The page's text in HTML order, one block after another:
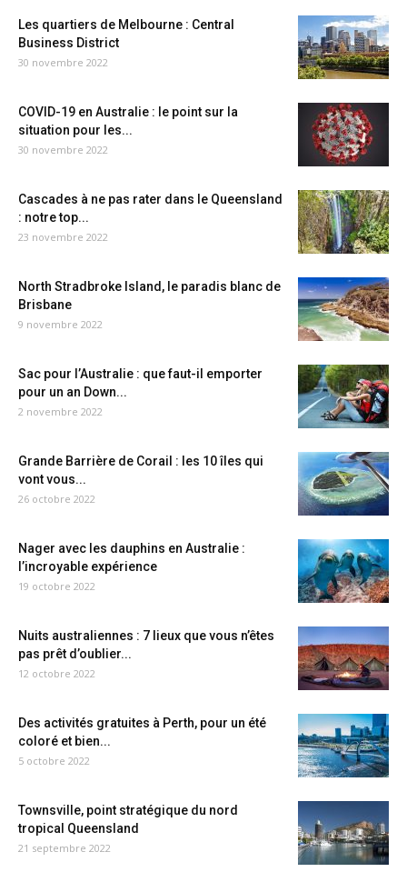
Les quartiers de Melbourne : Central
Business District
30 novembre 2022
COVID-19 en Australie : le point sur la
situation pour les...
30 novembre 2022
Cascades à ne pas rater dans le Queensland
: notre top...
23 novembre 2022
North Stradbroke Island, le paradis blanc de
Brisbane
9 novembre 2022
Sac pour l’Australie : que faut-il emporter
pour un an Down...
2 novembre 2022
Grande Barrière de Corail : les 10 îles qui
vont vous...
26 octobre 2022
Nager avec les dauphins en Australie :
l’incroyable expérience
19 octobre 2022
Nuits australiennes : 7 lieux que vous n’êtes
pas prêt d’oublier...
12 octobre 2022
Des activités gratuites à Perth, pour un été
coloré et bien...
5 octobre 2022
Townsville, point stratégique du nord
tropical Queensland
21 septembre 2022